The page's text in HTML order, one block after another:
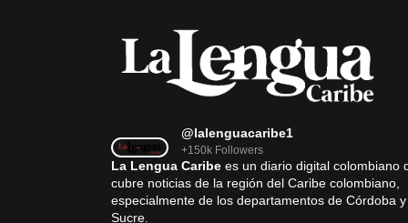
@lalenguacaribe1
+150k Followers
La Lengua Caribe es un diario digital colombiano
cubre noticias de la región del Caribe colombiano,
especialmente de los departamentos de Córdoba y
Sucre.